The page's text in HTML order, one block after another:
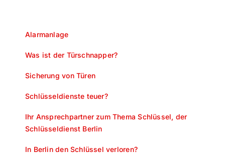
Alarmanlage
Was ist der Türschnapper?
Sicherung von Türen
Schlüsseldienste teuer?
Ihr Ansprechpartner zum Thema Schlüssel, der
Schlüsseldienst Berlin
In Berlin den Schlüssel verloren?